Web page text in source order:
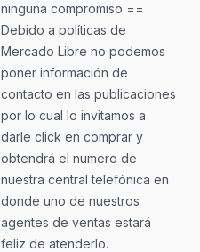
ninguna compromiso ==
Debido a políticas de
Mercado Libre no podemos
poner información de
contacto en las publicaciones
por lo cual lo invitamos a
darle click en comprar y
obtendrá el numero de
nuestra central telefónica en
donde uno de nuestros
agentes de ventas estará
feliz de atenderlo.